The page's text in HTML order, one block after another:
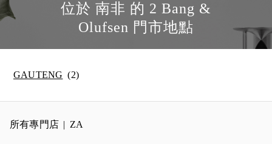
位於 南非 的 2 Bang &
Olufsen 門市地點
GAUTENG
所有專門店 ZA